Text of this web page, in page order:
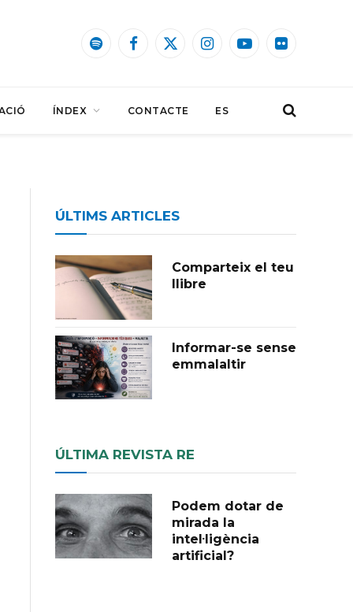
SpotifyFacebook
X
InstagramYouTubeFlickr
ÍNDEX CONTACTE ES
ÚLTIMS ARTICLES
Comparteix el teu
llibre
Informar-se sense
emmalaltir
ÚLTIMA REVISTA RE
Podem dotar de
mirada la
intel·ligència
artificial?